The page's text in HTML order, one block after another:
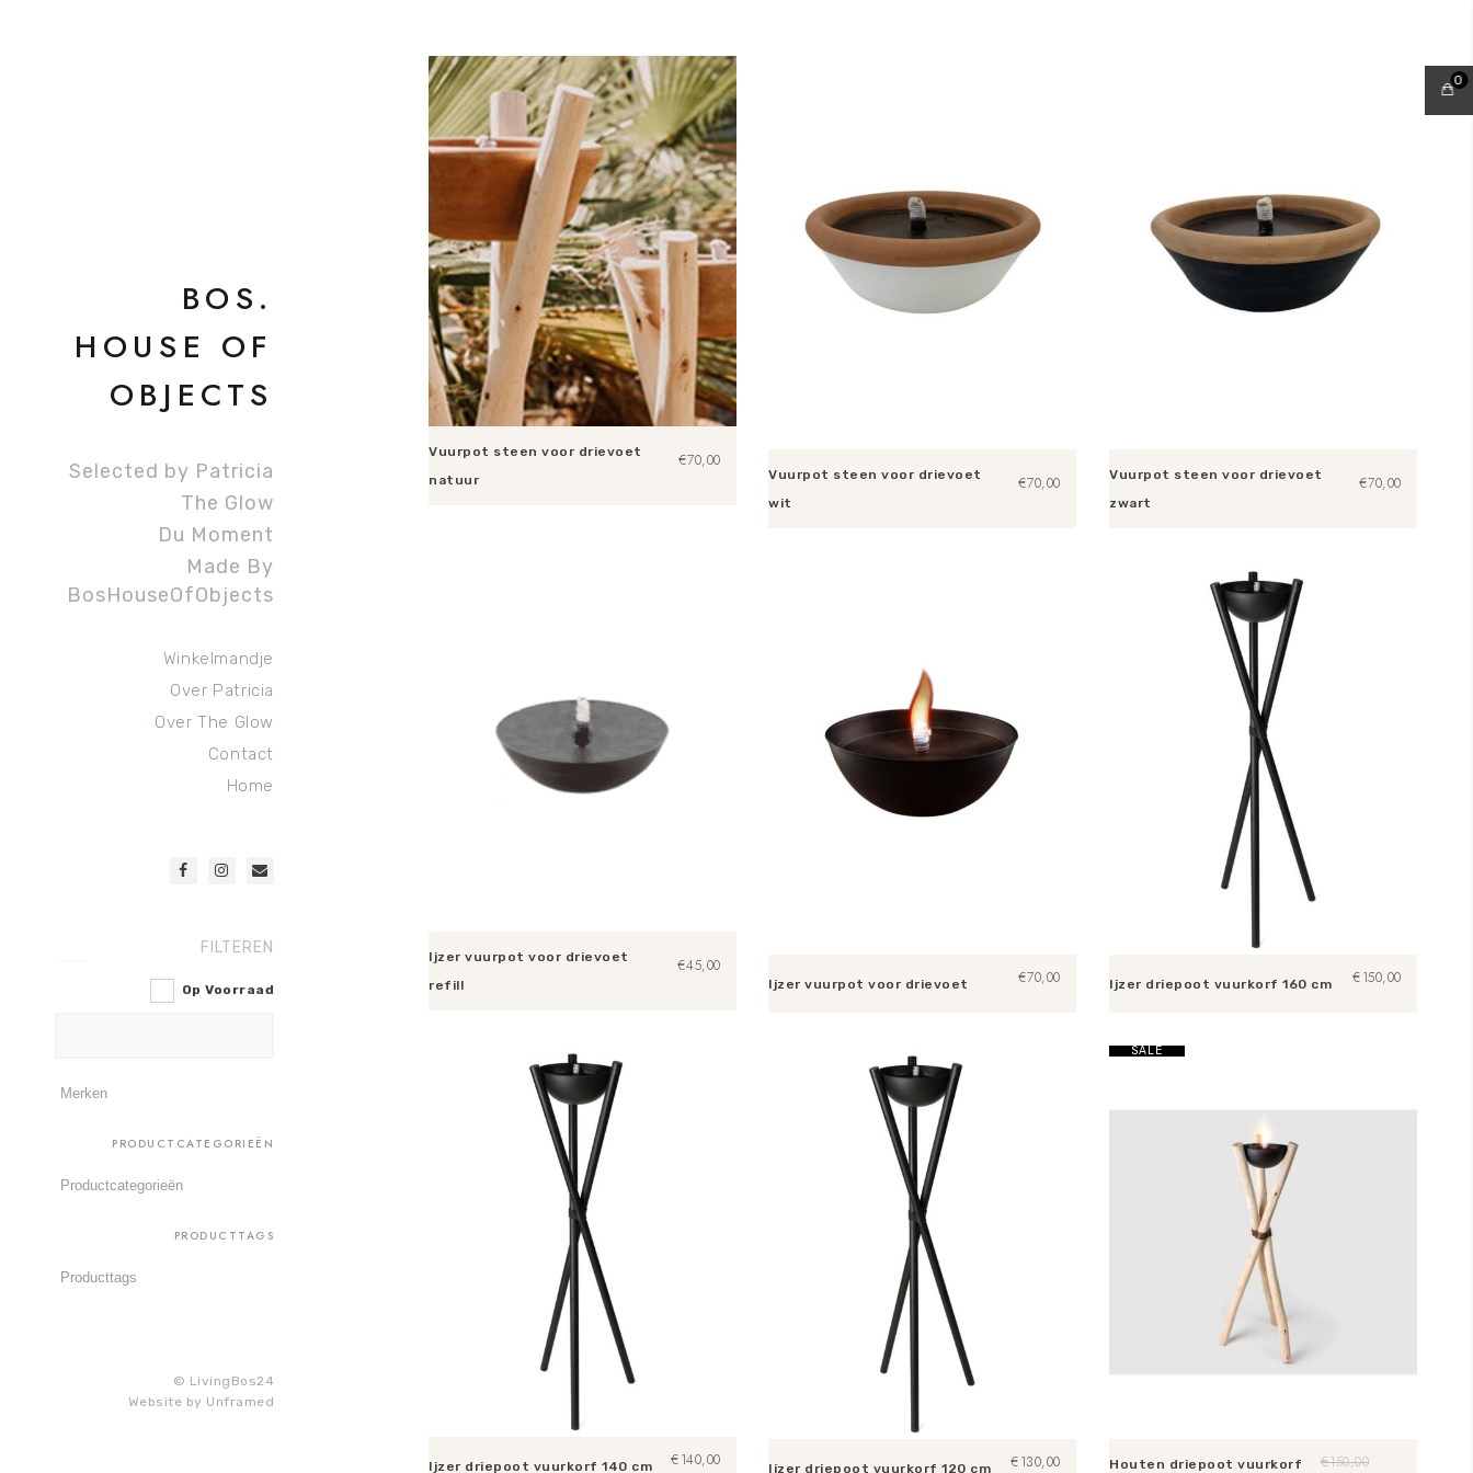
BOS.
HOUSE OF
OBJECTS
Selected by Patricia
The Glow
Du Moment
Made By
BosHouseOfObjects
Winkelmandje
Over Patricia
Over The Glow
Contact
Home
FILTEREN
Op Voorraad
PRODUCTCATEGORIEËN
PRODUCTTAGS
© LivingBos24
Website by Unframed
Vuurpot steen voor drievoet
natuur
€70,00
Vuurpot steen voor drievoet
wit
€70,00
Vuurpot steen voor drievoet
zwart
€70,00
Ijzer vuurpot voor drievoet
refill
€45,00
Ijzer vuurpot voor drievoet €70,00 Ijzer driepoot vuurkorf 160 cm €150,00
Ijzer driepoot vuurkorf 140 cm €140,00 Ijzer driepoot vuurkorf 120 cm €130,00
SALE
Houten driepoot vuurkorf €150,00
0